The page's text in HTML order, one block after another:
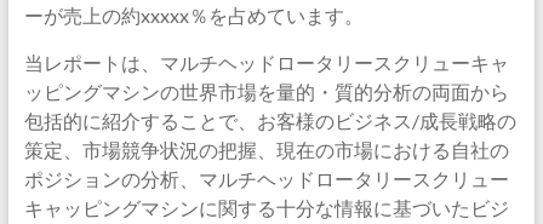
ーが売上の約xxxxx％を占めています。
当レポートは、マルチヘッドロータリースクリューキャ
ッピングマシンの世界市場を量的・質的分析の両面から
包括的に紹介することで、お客様のビジネス/成長戦略の
策定、市場競争状況の把握、現在の市場における自社の
ポジションの分析、マルチヘッドロータリースクリュー
キャッピングマシンに関する十分な情報に基づいたビジ